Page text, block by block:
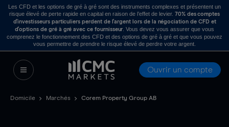
Les CFD et les options de gré à gré sont des instruments complexes et présentent un
risque élevé de perte rapide en capital en raison de l’effet de levier. 70% des comptes
d’investisseurs particuliers perdent de l’argent lors de la négociation de CFD et
d’options de gré à gré avec ce fournisseur . Vous devez vous assurer que vous
comprenez le fonctionnement des CFD et des options de gré à gré et que vous pouvez
vous permettre de prendre le risque élevé de perdre votre argent.
Ouvrir un compte
Domicile Marchés Corem Property Group AB